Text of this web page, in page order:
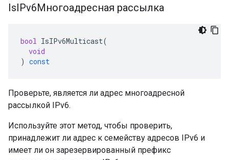
IsIPv6Многоадресная рассылка
bool IsIPv6Multicast(
void
) const
Проверьте, является ли адрес многоадресной
рассылкой IPv6.
Используйте этот метод, чтобы проверить,
принадлежит ли адрес к семейству адресов IPv6 и
имеет ли он зарезервированный префикс